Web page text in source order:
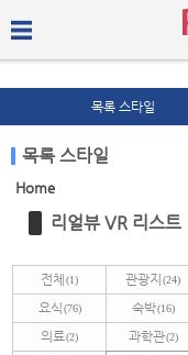
목록 스타일
목록 스타일
Home
리얼뷰 VR 리스트
전체(1) 관광지 (24)
요식(76) 숙박(16)
의료(2) 과학관(2)